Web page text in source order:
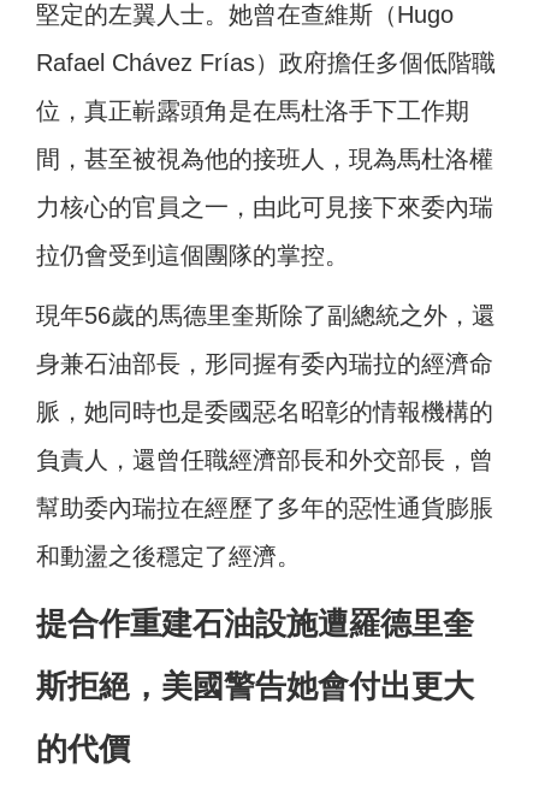
堅定的左翼人士。她曾在查維斯（Hugo
Rafael Chávez Frías）政府擔任多個低階職
位，真正嶄露頭角是在馬杜洛手下工作期
間，甚至被視為他的接班人，現為馬杜洛權
力核心的官員之一，由此可見接下來委內瑞
拉仍會受到這個團隊的掌控。
現年56歲的馬德里奎斯除了副總統之外，還
身兼石油部長，形同握有委內瑞拉的經濟命
脈，她同時也是委國惡名昭彰的情報機構的
負責人，還曾任職經濟部長和外交部長，曾
幫助委內瑞拉在經歷了多年的惡性通貨膨脹
和動盪之後穩定了經濟。
提合作重建石油設施遭羅德里奎
斯拒絕，美國警告她會付出更大
的代價